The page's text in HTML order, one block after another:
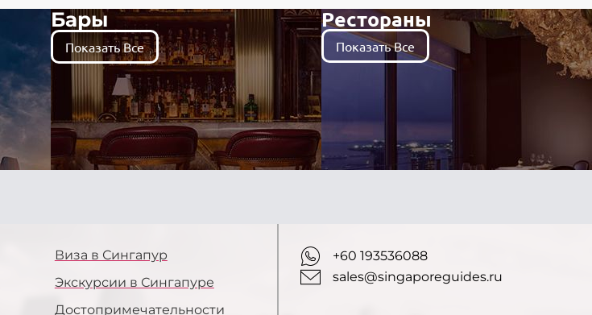
Бары
Показать Все
Рестораны
Показать Все
Виза в Сингапур
Экскурсии в Сингапуре
Достопримечательности
+60 193536088
sales@singaporeguides.ru